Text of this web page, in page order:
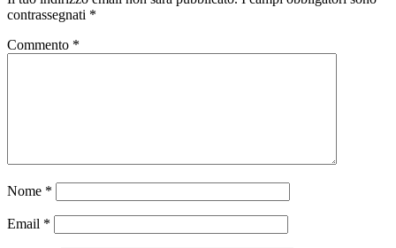
contrassegnati *
Commento *
Nome *
Email *